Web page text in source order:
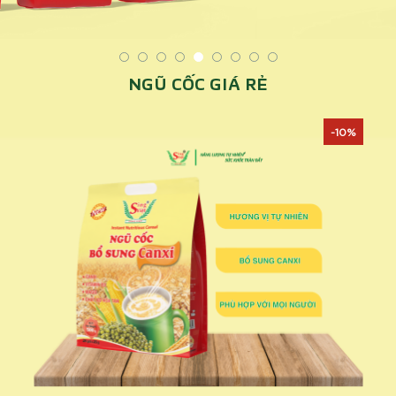
NGŨ CỐC GIÁ RẺ
-10%